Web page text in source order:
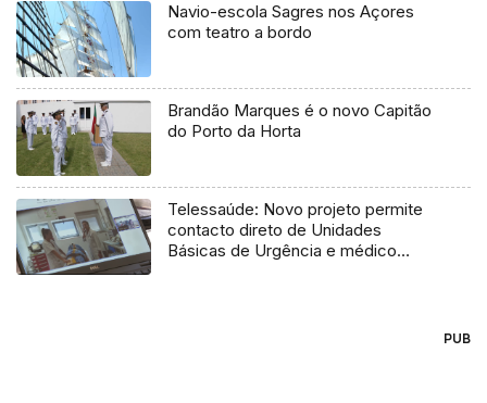
Navio-escola Sagres nos Açores
com teatro a bordo
Brandão Marques é o novo Capitão
do Porto da Horta
Telessaúde: Novo projeto permite
contacto direto de Unidades
Básicas de Urgência e médico
PUB